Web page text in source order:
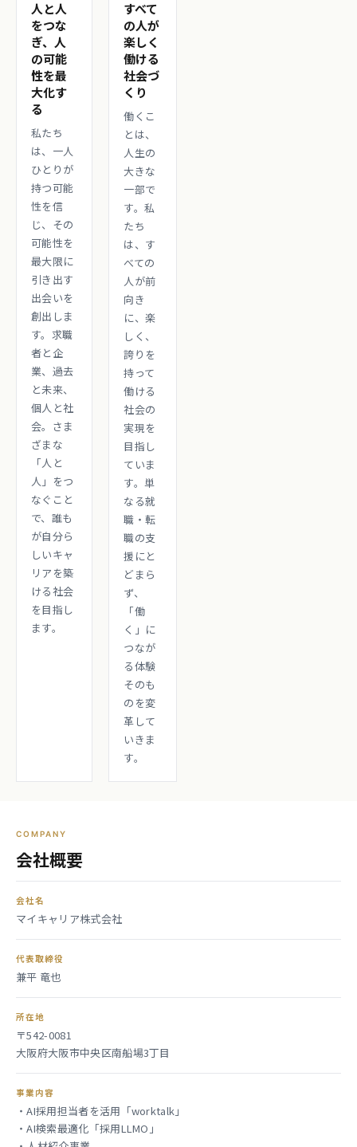
人と人
をつな
ぎ、人
の可能
性を最
大化す
る
私たち
は、一人
ひとりが
持つ可能
性を信
じ、その
可能性を
最大限に
引き出す
出会いを
創出しま
す。求職
者と企
業、過去
と未来、
個人と社
会。さま
ざまな
「人と
人」をつ
なぐこと
で、誰も
が自分ら
しいキャ
リアを築
ける社会
を目指し
ます。
すべて
の人が
楽しく
働ける
社会づ
くり
働くこ
とは、
人生の
大きな
一部で
す。私
たち
は、す
べての
人が前
向き
に、楽
しく、
誇りを
持って
働ける
社会の
実現を
目指し
ていま
す。単
なる就
職・転
職の支
援にと
どまら
ず、
「働
く」に
つなが
る体験
そのも
のを変
革して
いきま
す。
COMPANY
会社概要
会社名
マイキャリア株式会社
代表取締役
兼平 竜也
所在地
〒542-0081
大阪府大阪市中央区南船場3丁目
事業内容
・AI採用担当者を活用「worktalk」
・AI検索最適化「採用LLMO」